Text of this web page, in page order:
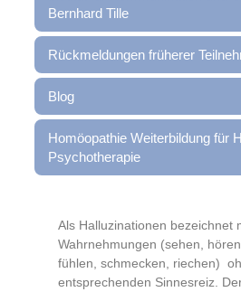
Bernhard Tille
Rückmeldungen früherer
Blog
Homöopathie Weiterbildung für
Psychotherapie
Als Halluzinationen bezeichnet
Wahrnehmungen (sehen,
fühlen, schmecken, riechen)
entsprechenden Sinnesreiz.